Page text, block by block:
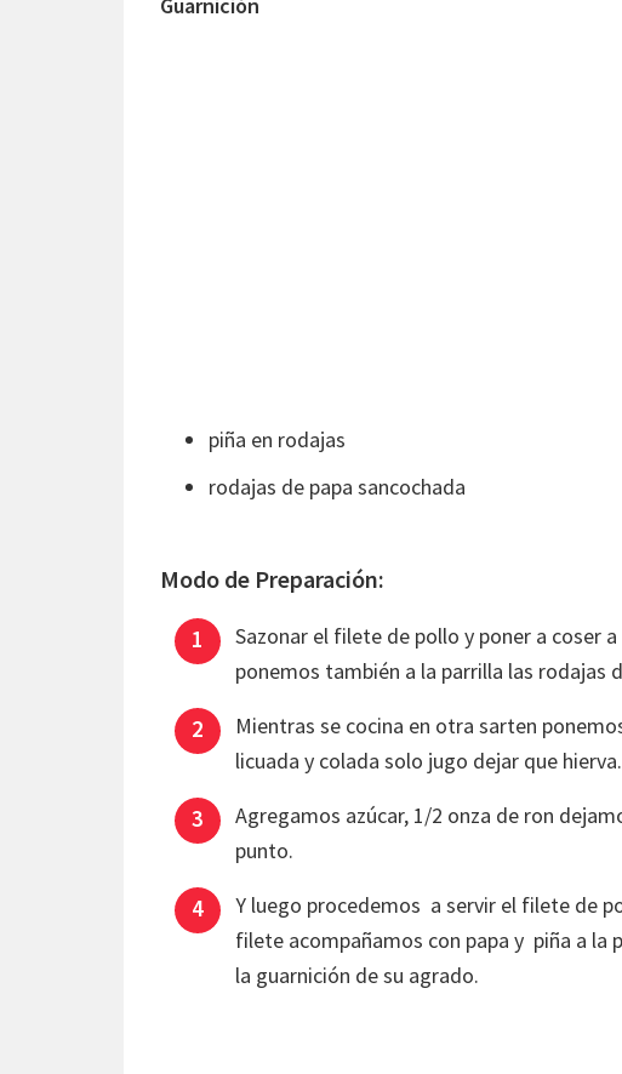
piña en rodajas
rodajas de papa sancochada
Modo de Preparación:
Sazonar el filete de pollo y poner a coser
ponemos también a la parrilla las rodajas
Mientras se cocina en otra sarten
licuada y colada solo jugo dejar que hierva.
Agregamos azúcar, 1/2 onza de ron
punto.
Y luego procedemos a servir el filete de
filete acompañamos con papa y piña a la
la guarnición de su agrado.